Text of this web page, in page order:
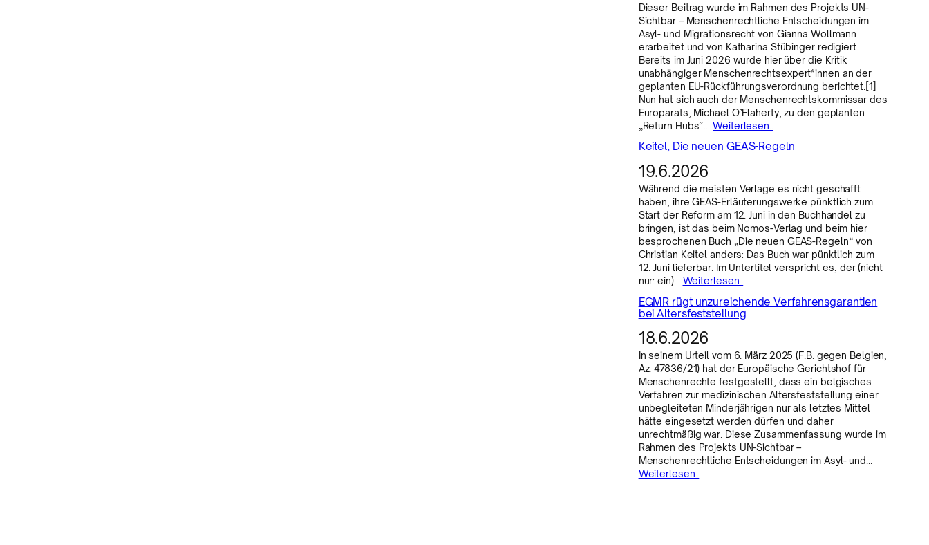
Dieser Beitrag wurde im Rahmen des Projekts UN-
Sichtbar – Menschenrechtliche Entscheidungen im
Asyl- und Migrationsrecht von Gianna Wollmann
erarbeitet und von Katharina Stübinger redigiert.
Bereits im Juni 2026 wurde hier über die Kritik
unabhängiger Menschenrechtsexpert*innen an der
geplanten EU-Rückführungsverordnung berichtet.[1]
Nun hat sich auch der Menschenrechtskommissar des
Europarats, Michael O’Flaherty, zu den geplanten
„Return Hubs“…Weiterlesen..
Keitel, Die neuen GEAS-Regeln
19.6.2026
Während die meisten Verlage es nicht geschafft
haben, ihre GEAS-Erläuterungswerke pünktlich zum
Start der Reform am 12. Juni in den Buchhandel zu
bringen, ist das beim Nomos-Verlag und beim hier
besprochenen Buch „Die neuen GEAS-Regeln“ von
Christian Keitel anders: Das Buch war pünktlich zum
12. Juni lieferbar. Im Untertitel verspricht es, der (nicht
nur: ein)… Weiterlesen..
EGMR rügt unzureichende Verfahrensgarantien
bei Altersfeststellung
18.6.2026
In seinem Urteil vom 6. März 2025 (F.B. gegen Belgien,
Az. 47836/21) hat der Europäische Gerichtshof für
Menschenrechte festgestellt, dass ein belgisches
Verfahren zur medizinischen Altersfeststellung einer
unbegleiteten Minderjährigen nur als letztes Mittel
hätte eingesetzt werden dürfen und daher
unrechtmäßig war. Diese Zusammenfassung wurde im
Rahmen des Projekts UN-Sichtbar –
Menschenrechtliche Entscheidungen im Asyl- und…
Weiterlesen..